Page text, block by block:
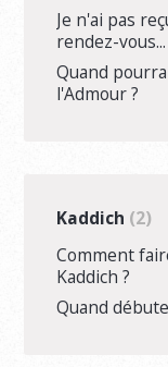
Je n'ai pas
rendez-vous...
Quand
l'Admour ?
Kaddich 2
Comment
Kaddich ?
Quand